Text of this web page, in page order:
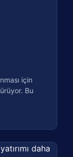
için
Bu